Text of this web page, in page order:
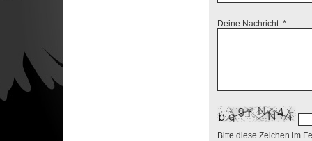
Deine Nachricht: *
Bitte diese Zeichen im